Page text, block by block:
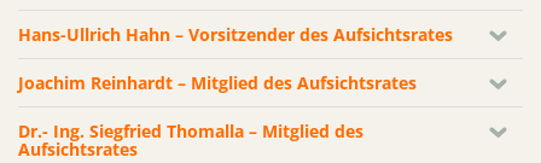
Hans-Ullrich Hahn – Vorsitzender des Aufsichtsrates
Joachim Reinhardt – Mitglied des Aufsichtsrates
Dr.- Ing. Siegfried Thomalla – Mitglied des
Aufsichtsrates